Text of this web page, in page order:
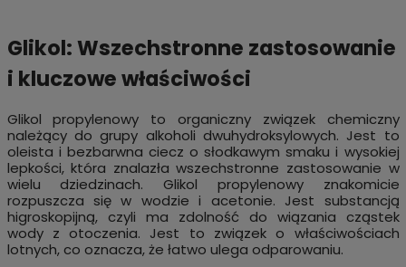
Glikol: Wszechstronne zastosowanie
i kluczowe właściwości
Glikol propylenowy to organiczny związek chemiczny
należący do grupy alkoholi dwuhydroksylowych. Jest to
oleista i bezbarwna ciecz o słodkawym smaku i wysokiej
lepkości, która znalazła wszechstronne zastosowanie w
wielu dziedzinach. Glikol propylenowy znakomicie
rozpuszcza się w wodzie i acetonie. Jest substancją
higroskopijną, czyli ma zdolność do wiązania cząstek
wody z otoczenia. Jest to związek o właściwościach
lotnych, co oznacza, że łatwo ulega odparowaniu.